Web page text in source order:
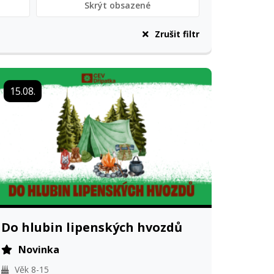
Skrýt obsazené
Zrušit filtr
15.08.
Do hlubin lipenských hvozdů
Novinka
Věk 8-15